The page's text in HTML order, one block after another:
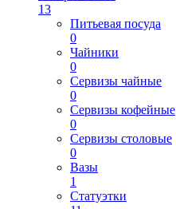
13
Питьевая посуда
0
Чайники
0
Сервизы чайные
0
Сервизы кофейные
0
Сервизы столовые
0
Вазы
1
Статуэтки